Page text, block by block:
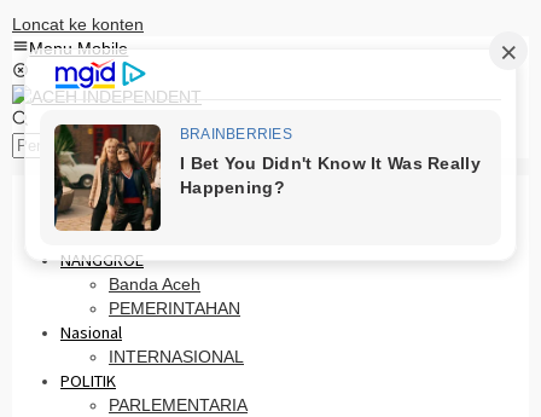
Loncat ke konten
Menu Mobile
HOME
PRO OTONOMI
NANGGROE
Banda Aceh
PEMERINTAHAN
Nasional
INTERNASIONAL
POLITIK
PARLEMENTARIA